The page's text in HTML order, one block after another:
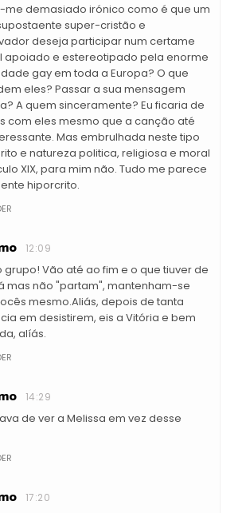
me demasiado irónico como é que um
super-cristão e
deseja participar num certame
apoiado e estereotipado pela enorme
gay em toda a Europa? O que
eles? Passar a sua mensagem
A quem sinceramente? Eu ficaria de
com eles mesmo que a canção até
Mas embrulhada neste tipo
e natureza politica, religiosa e moral
XIX, para mim não. Tudo me parece
hiporcrito.
12:09
grupo! Vão até ao fim e o que tiuver de
mas não "partam", mantenham-se
mesmo.Aliás, depois de tanta
em desistirem, eis a Vitória e bem
alíás.
14:29
de ver a Melissa em vez desse
17:20